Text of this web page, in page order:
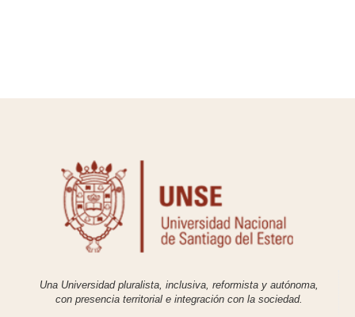
Una Universidad pluralista, inclusiva, reformista y autónoma,
con presencia territorial e integración con la sociedad.